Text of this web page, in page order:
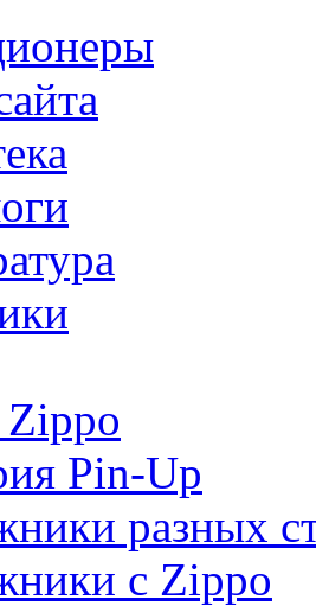
Pin-Up
разных
с Zippo